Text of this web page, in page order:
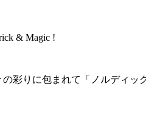
& Magic !
彩りに包まれて「ノルディッ